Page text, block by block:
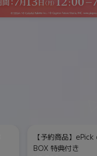
【予約商品】
BOX 特典付き